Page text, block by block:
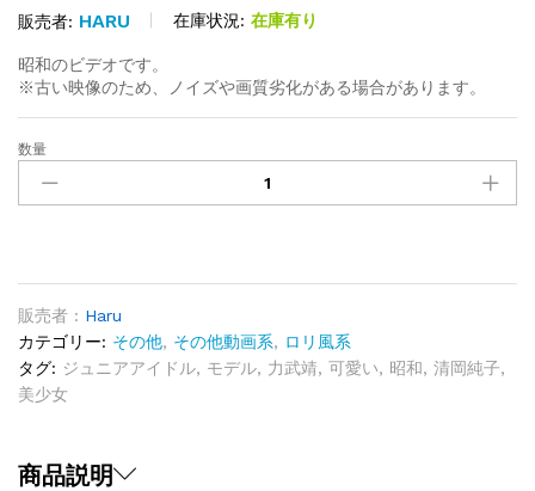
販売者: HARU 在庫状況: 在庫有り
昭和のビデオです。
※古い映像のため、ノイズや画質劣化がある場合があります。
【ア
ス
オ】
栗
田
あ
ゆ
ら
数量
販売者 : Haru
カテゴリー: その他, その他動画系, ロリ風系
タグ: ジュニアアイドル, モデル, 力武靖, 可愛い, 昭和, 清岡純子,
美少女
商品説明